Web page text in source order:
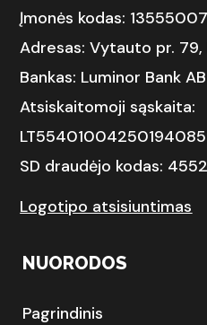
Įmonės kodas:
Adresas: Vytauto pr. 79,
Bankas: Luminor Bank AB
Atsiskaitomoji sąskaita:
SD draudėjo kodas:
Logotipo atsisiuntimas
NUORODOS
Pagrindinis